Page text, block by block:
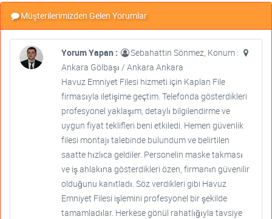
Müşterilerimizden Gelen Yorumlar
Yorum Yapan :
Sebahattin Sönmez, Konum :
Ankara Gölbaşı / Ankara Ankara
Havuz Emniyet Filesi hizmeti için Kaplan File
firmasıyla iletişime geçtim. Telefonda gösterdikleri
profesyonel yaklaşım, detaylı bilgilendirme ve
uygun fiyat teklifleri beni etkiledi. Hemen güvenlik
filesi montajı talebinde bulundum ve belirtilen
saatte hızlıca geldiler. Personelin maske takması
ve iş ahlakına gösterdikleri özen, firmanın güvenilir
olduğunu kanıtladı. Söz verdikleri gibi Havuz
Emniyet Filesi işlemini profesyonel bir şekilde
tamamladılar. Herkese gönül rahatlığıyla tavsiye